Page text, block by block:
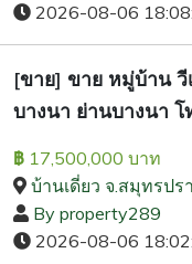
2026-08-06
[ขาย] ขาย หมู่บ้าน วี
บางนา ย่านบางนา
฿ 17,500,000 บาท
บ้านเดี่ยว จ.สมุทรปร
By property289
2026-08-06